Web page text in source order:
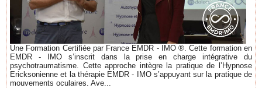
Une Formation Certifiée par France EMDR - IMO ®. Cette formation en
EMDR - IMO s’inscrit dans la prise en charge intégrative du
psychotraumatisme. Cette approche intègre la pratique de l’Hypnose
Ericksonienne et la thérapie EMDR - IMO s’appuyant sur la pratique de
mouvements oculaires. Ave...